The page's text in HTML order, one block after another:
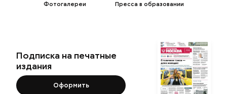
Фотогалереи
Пресса в образовании
Подписка на печатные
издания
Оформить